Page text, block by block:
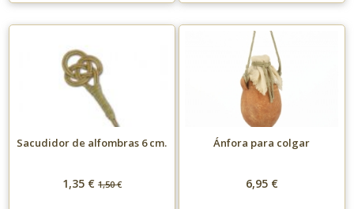
Sacudidor de alfombras 6 cm.
1,35 € 1,50€
Ánfora para colgar
6,95 €